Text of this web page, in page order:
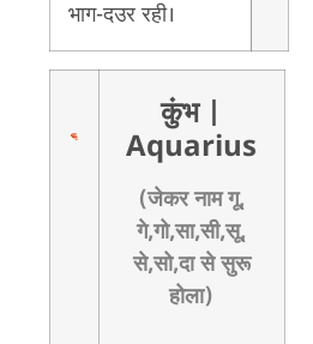
भाग-दउर रही।
कुंभ
Aquarius
(जेकर नाम गू,
गे,गो,सा,सी,सू,
से,सो,दा से सुरू
होला)